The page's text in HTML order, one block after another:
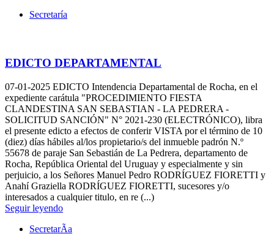
Secretaría
EDICTO DEPARTAMENTAL
07-01-2025 EDICTO Intendencia Departamental de Rocha, en el
expediente carátula "PROCEDIMIENTO FIESTA
CLANDESTINA SAN SEBASTIAN - LA PEDRERA -
SOLICITUD SANCIÓN" N° 2021-230 (ELECTRÓNICO), libra
el presente edicto a efectos de conferir VISTA por el término de 10
(diez) días hábiles al/los propietario/s del inmueble padrón N.º
55678 de paraje San Sebastián de La Pedrera, departamento de
Rocha, República Oriental del Uruguay y especialmente y sin
perjuicio, a los Señores Manuel Pedro RODRÍGUEZ FIORETTI y
Anahí Graziella RODRÍGUEZ FIORETTI, sucesores y/o
interesados a cualquier titulo, en re (...)
Seguir leyendo
SecretarÃ­a